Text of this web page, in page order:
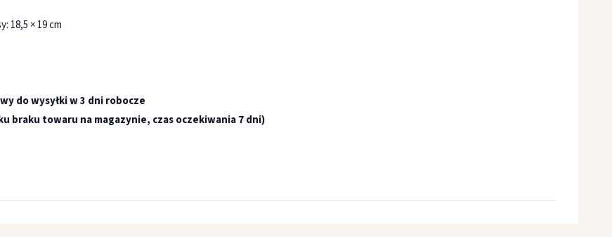
18,5 × 19 cm
do wysyłki w 3 dni robocze
braku towaru na magazynie, czas oczekiwania 7 dni)